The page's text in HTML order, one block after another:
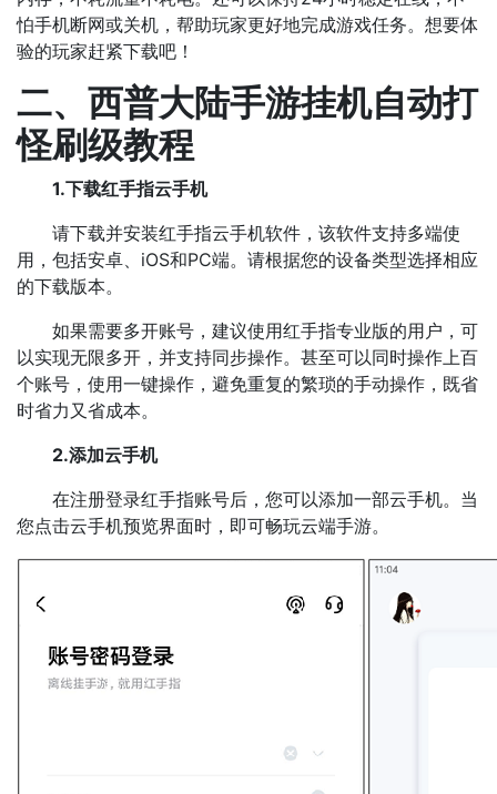
怕手机断网或关机，帮助玩家更好地完成游戏任务。想要体
验的玩家赶紧下载吧！
二、西普大陆手游挂机自动打
怪刷级教程
1.下载红手指云手机
请下载并安装红手指云手机软件，该软件支持多端使
用，包括安卓、iOS和PC端。请根据您的设备类型选择相应
的下载版本。
如果需要多开账号，建议使用红手指专业版的用户，可
以实现无限多开，并支持同步操作。甚至可以同时操作上百
个账号，使用一键操作，避免重复的繁琐的手动操作，既省
时省力又省成本。
2.添加云手机
在注册登录红手指账号后，您可以添加一部云手机。当
您点击云手机预览界面时，即可畅玩云端手游。